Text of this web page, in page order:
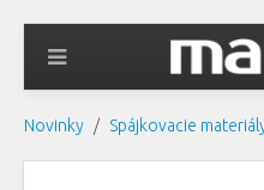
Novinky Spájkovacie